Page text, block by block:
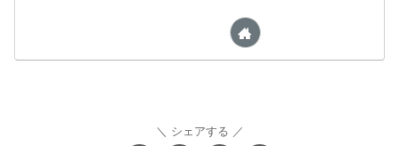
シェアする